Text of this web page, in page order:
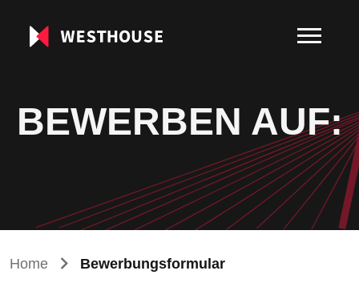
BEWERBEN AUF:
Home Bewerbungsformular